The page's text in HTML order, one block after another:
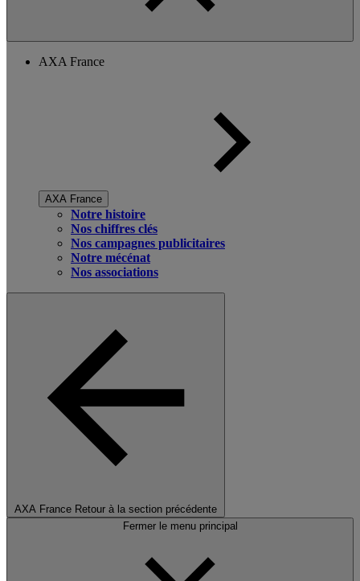
AXA France
AXA France
Notre histoire
Nos chiffres clés
Nos campagnes publicitaires
Notre mécénat
Nos associations
AXA France Retour à la section précédente
Fermer le menu principal